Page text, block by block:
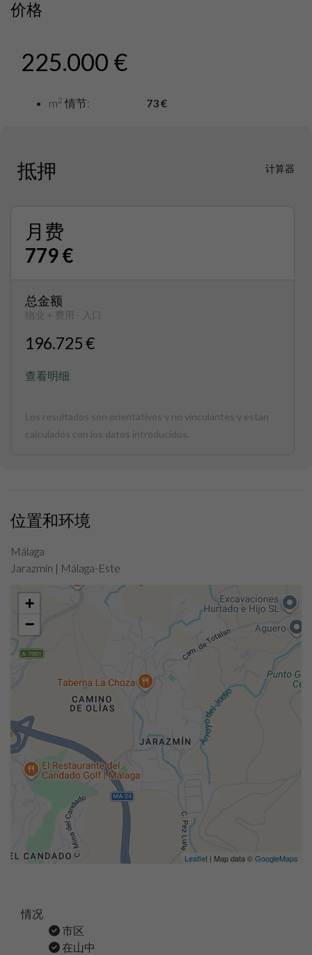
价格
225.000 €
m2 情节: 73 €
抵押 计算器
月费
779 €
总金额
物业 + 费用 - 入口
196.725 €
查看明细
Los resultados son orientativos y no vinculantes y estan
calculados con los datos introducidos.
位置和环境
Málaga
Jarazmín | Málaga-Este
+
−
Leaflet | Map data ©GoogleMaps
情况
市区
在山中